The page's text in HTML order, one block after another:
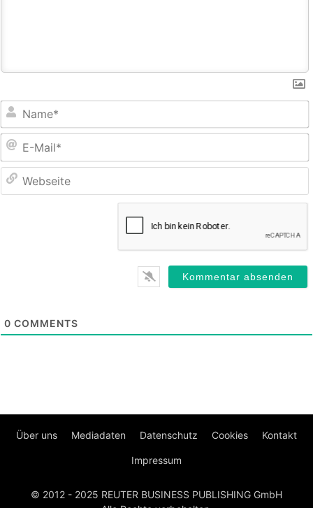
0 COMMENTS
Über uns Mediadaten Datenschutz Cookies Kontakt
Impressum
© 2012 - 2025 REUTER BUSINESS PUBLISHING GmbH